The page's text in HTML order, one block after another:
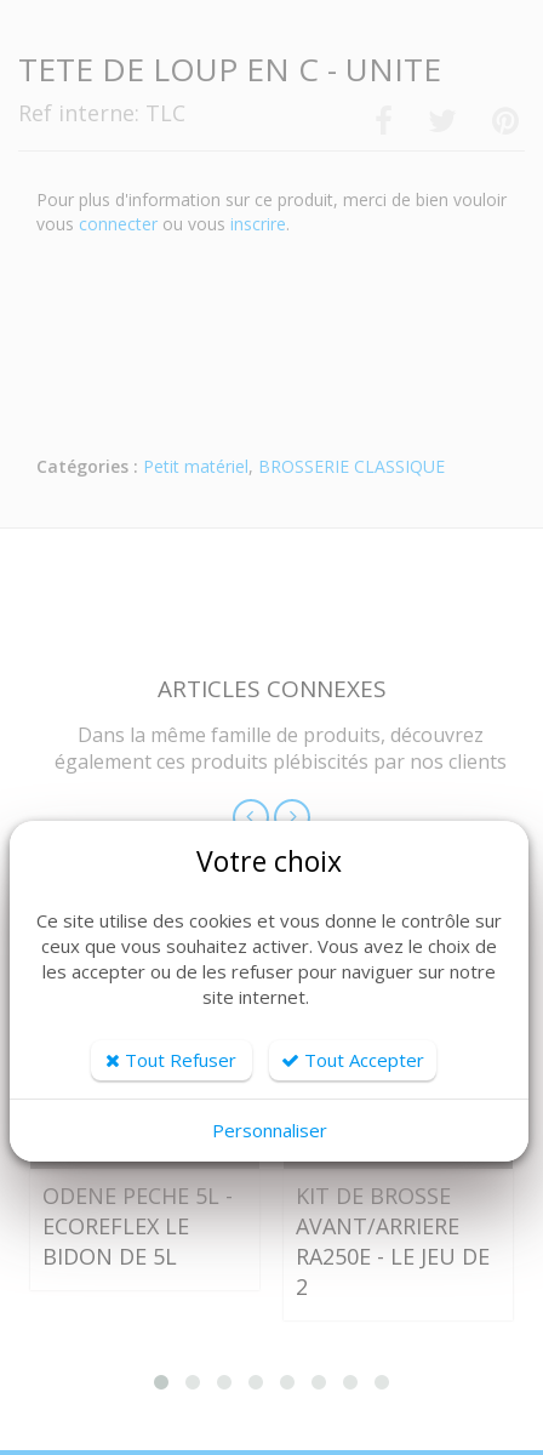
TETE DE LOUP EN C - UNITE
Ref interne: TLC
Pour plus d'information sur ce produit, merci de bien vouloir
vous connecter ou vous inscrire.
Catégories : Petit matériel, BROSSERIE CLASSIQUE
ARTICLES CONNEXES
Dans la même famille de produits, découvrez
également ces produits plébiscités par nos clients
ODENE PECHE 5L -
ECOREFLEX LE
BIDON DE 5L
KIT DE BROSSE
AVANT/ARRIERE
RA250E - LE JEU DE
2
Votre choix
Ce site utilise des cookies et vous donne le contrôle sur
ceux que vous souhaitez activer. Vous avez le choix de
les accepter ou de les refuser pour naviguer sur notre
site internet.
Tout Refuser Tout Accepter
Personnaliser